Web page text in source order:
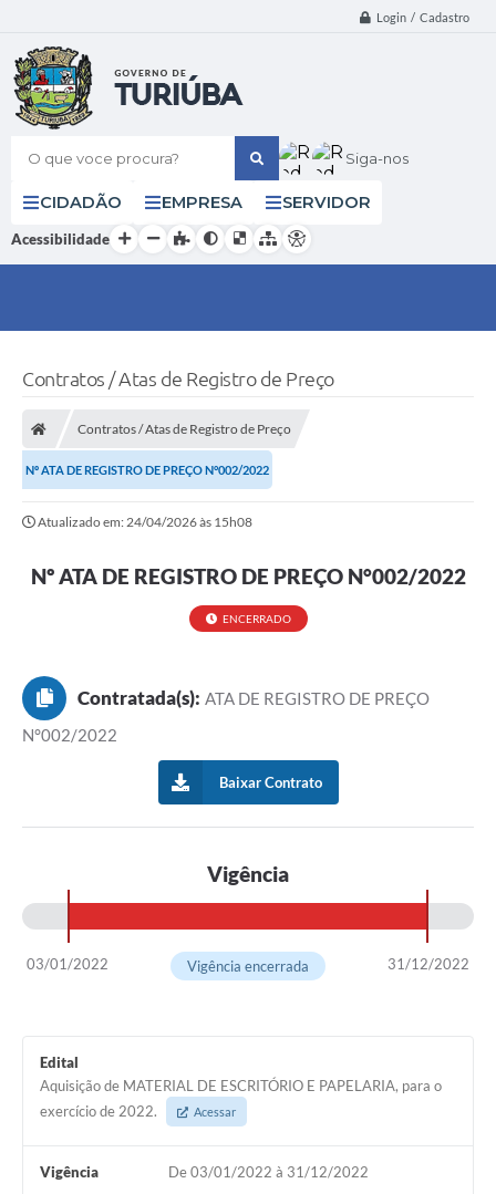
Login / Cadastro
O que voce procura? Siga-nos
CIDADÃO EMPRESA SERVIDOR
Acessibilidade
Contratos / Atas de Registro de Preço
Contratos / Atas de Registro de Preço
Nº ATA DE REGISTRO DE PREÇO N°002/2022
Atualizado em: 24/04/2026 às 15h08
Nº ATA DE REGISTRO DE PREÇO N°002/2022
ENCERRADO
Contratada(s): ATA DE REGISTRO DE PREÇO
N°002/2022
Baixar Contrato
Vigência
03/01/2022 31/12/2022
Vigência encerrada
Edital
Aquisição de MATERIAL DE ESCRITÓRIO E PAPELARIA, para o
exercício de 2022.
Acessar
Vigência De 03/01/2022 à 31/12/2022